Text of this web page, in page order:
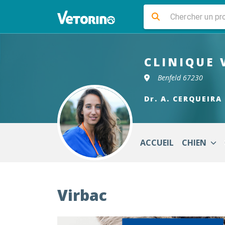
CLINIQUE
Benfeld 67230
Dr. A. CERQUEIRA
ACCUEIL CHIEN
Virbac